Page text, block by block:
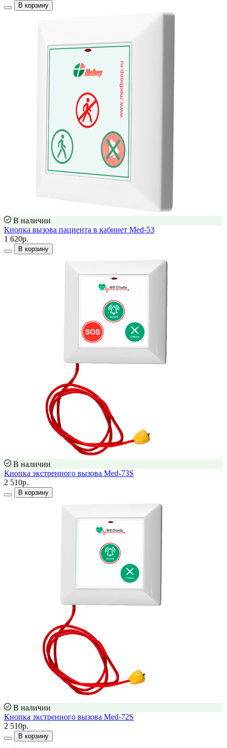
В корзину
В наличии
Кнопка вызова пациента в кабинет Med-53
1 620р.
В корзину
В наличии
Кнопка экстренного вызова Med-73S
2 510р.
В корзину
В наличии
Кнопка экстренного вызова Med-72S
2 510р.
В корзину